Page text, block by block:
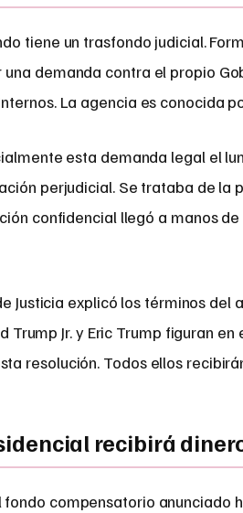
tiene un trasfondo judicial.
demanda contra el propio
La agencia es conocida
esta demanda legal el
perjudicial. Se trataba de la
confidencial llegó a manos
Justicia explicó los términos del
Trump Jr. y Eric Trump figuran
resolución. Todos ellos
recibirá
compensatorio anunciado